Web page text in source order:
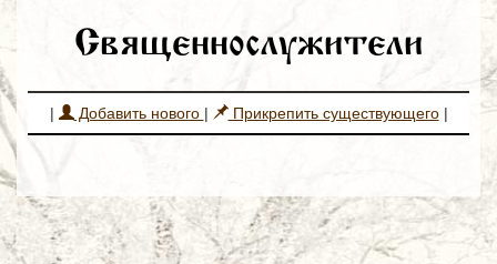
Священнослужители
| Добавить нового | Прикрепить существующего|